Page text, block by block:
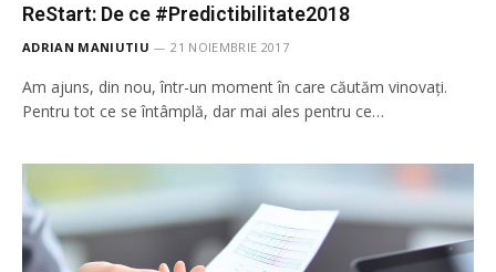
ReStart: De ce #Predictibilitate2018
ADRIAN MANIUTIU 21 NOIEMBRIE 2017
Am ajuns, din nou, într-un moment în care căutăm vinovați.
Pentru tot ce se întâmplă, dar mai ales pentru ce…